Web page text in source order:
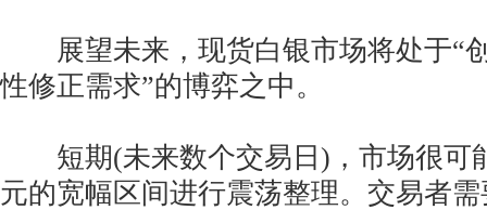
展望未来，现货白银市场将处于“
性修正需求”的博弈之中。
短期(未来数个交易日)，市场很可
元的宽幅区间进行震荡整理。交易者